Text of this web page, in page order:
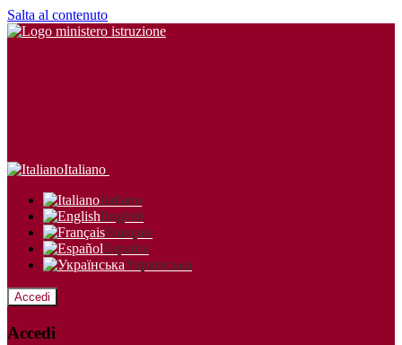
Salta al contenuto
Italiano
Italiano
English
Français
Español
Українська
Accedi
Accedi